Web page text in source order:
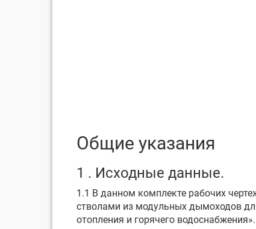
Общие указания
1 . Исходные данные.
1.1 В данном комплекте рабочих
стволами из модульных дымоходов
отопления и горячего водоснабжения».